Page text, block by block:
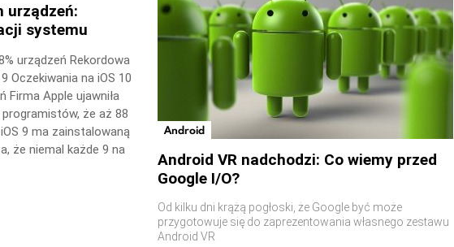
urządzeń:
systemu
urządzeń Rekordowa
Oczekiwania na iOS 10
Firma Apple ujawniła
że aż 88
9 ma zainstalowaną
że niemal każde 9 na
Android
Android VR nadchodzi: Co wiemy przed
Google I/O?
Od kilku dni krążą pogłoski, że Google być może
przygotowuje się do zaprezentowania własnego zestawu
Android VR